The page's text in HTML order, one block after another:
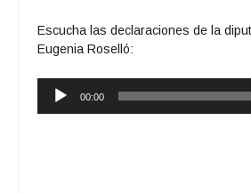
Escucha las declaraciones de la
Eugenia Roselló:
Reproductor
00:00